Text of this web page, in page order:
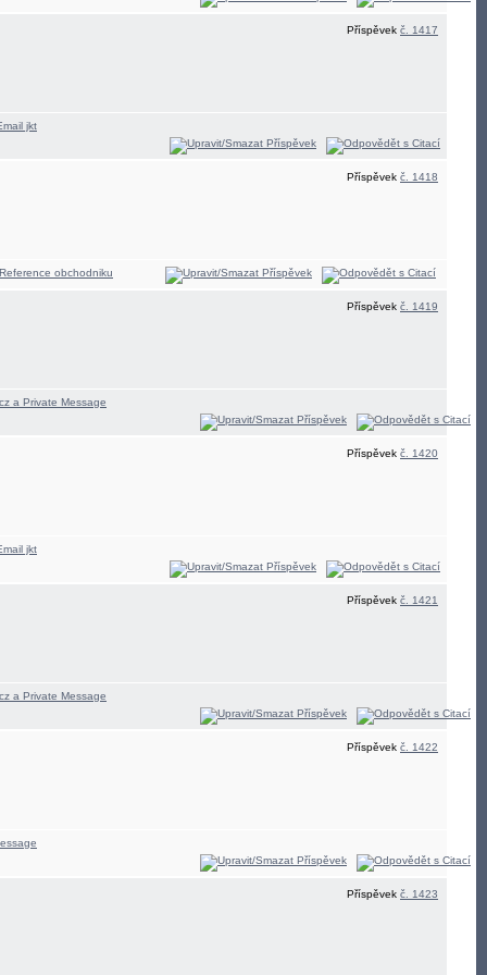
Příspěvek č. 1417
Příspěvek č. 1418
Příspěvek č. 1419
Příspěvek č. 1420
Příspěvek č. 1421
Příspěvek č. 1422
Příspěvek č. 1423